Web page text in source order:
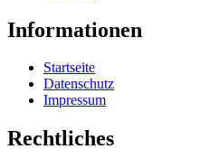
Informationen
Startseite
Datenschutz
Impressum
Rechtliches